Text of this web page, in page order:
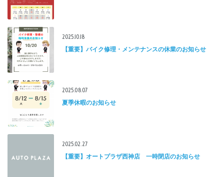
2025.10.18
【重要】バイク修理・メンテナンスの休業のお知らせ
2025.08.07
夏季休暇のお知らせ
2025.02.27
【重要】オートプラザ西神店 一時閉店のお知らせ